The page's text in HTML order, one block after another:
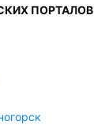
ПОРТАЛОВ